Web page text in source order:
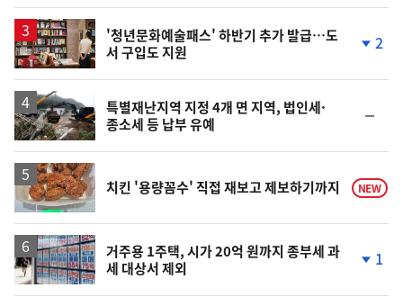
일
'청년문화예술패스' 하반기 추가 발급…도
서 구입도 지원
계
2
특별재난지역 지정 4개 면 지역, 법인세·
종소세 등 납부 유예
일
치킨 '용량꼼수' 직접 재보고 제보하기까지 NEW
거주용 1주택, 시가 20억 원까지 종부세 과
세 대상서 제외
계
1